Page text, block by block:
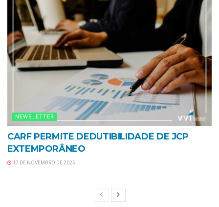
NEWSLETTER
CARF PERMITE DEDUTIBILIDADE DE JCP
EXTEMPORÂNEO
17 DE NOVEMBRO DE 2025